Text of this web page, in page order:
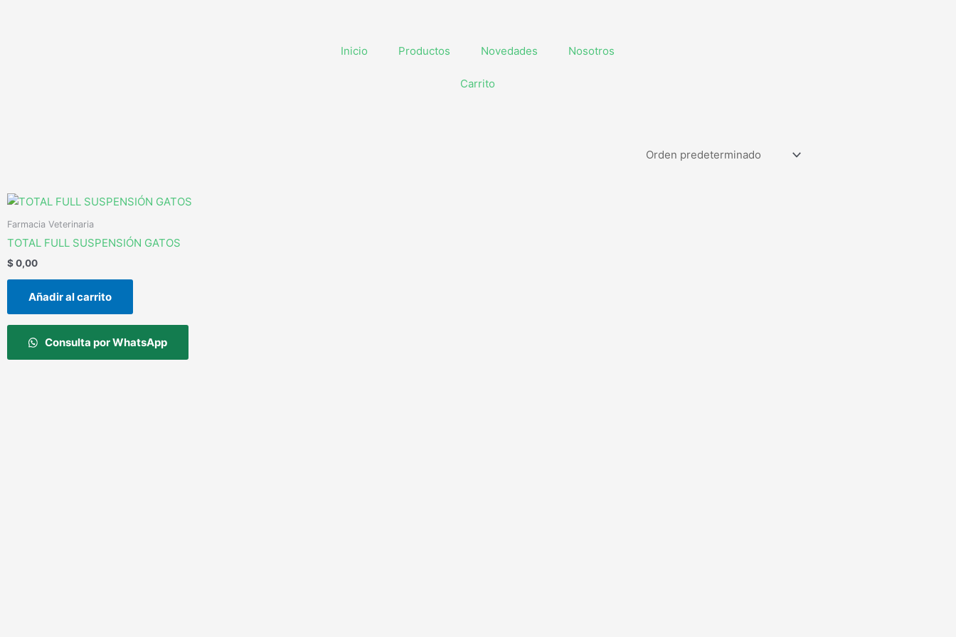
Inicio Productos Novedades Nosotros
Carrito
Farmacia Veterinaria
TOTAL FULL SUSPENSIÓN GATOS
$0,00
Añadir al carrito
Consulta por WhatsApp